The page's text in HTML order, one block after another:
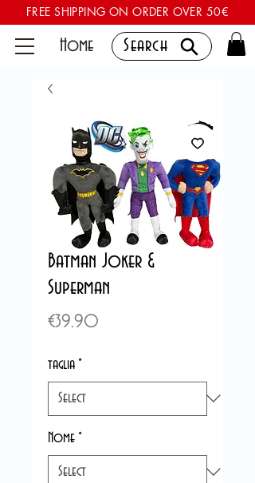
FREE SHIPPING ON ORDER OVER 50€
Home Search
Batman Joker &
Superman
€39.90
taglia *
Nome *